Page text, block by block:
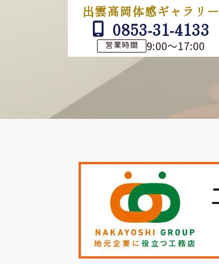
出雲高岡体感ギャラリー
0853-31-4133
営業時間 9:00～17:00